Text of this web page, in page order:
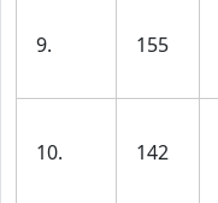
9. 155
10. 142